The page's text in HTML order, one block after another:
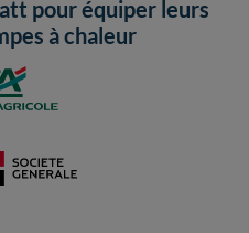
pour équiper leurs
à chaleur